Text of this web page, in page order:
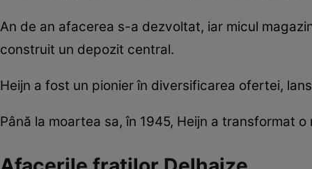
An de an afacerea s-a dezvoltat, iar micul
construit un depozit central.
Heijn a fost un pionier în diversificarea ofertei,
Până la moartea sa, în 1945, Heijn a transformat